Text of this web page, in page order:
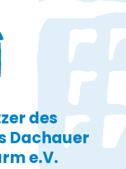
des
Dachauer
e.V.